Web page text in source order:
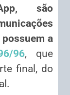
são
a
96, que
final, do